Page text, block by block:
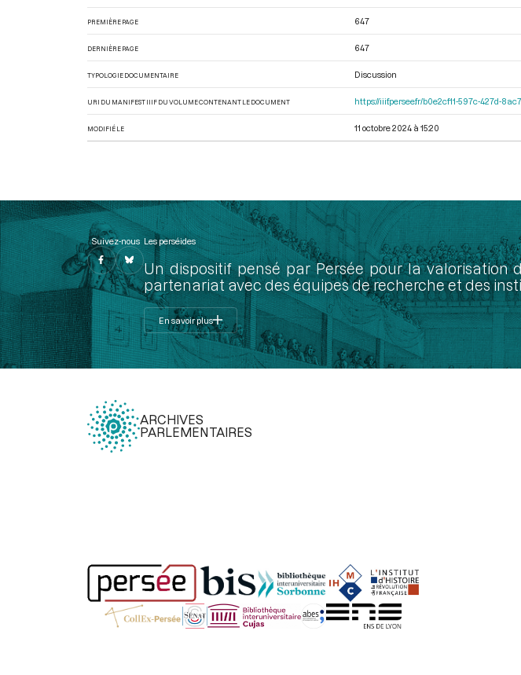
PREMIÈRE PAGE 647
DERNIÈRE PAGE 647
TYPOLOGIE DOCUMENTAIRE Discussion
URI DU MANIFEST IIIF DU VOLUME CONTENANT LE DOCUMENT https://iiif.persee.fr/b0e2cf11-597c-427d-
MODIFIÉ LE 11 octobre 2024 à 15:20
Suivez-nous Les perséides
Un dispositif pensé par Persée pour la
partenariat avec des équipes de recherche et des
En savoir plus
ARCHIVES
PARLEMENTAIRES